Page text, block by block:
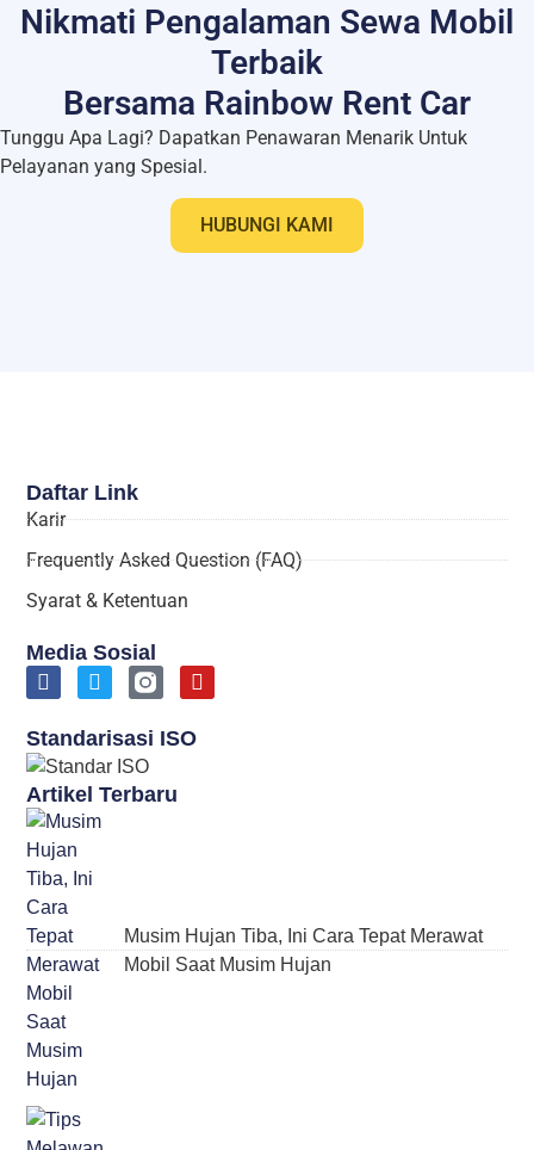
Nikmati Pengalaman Sewa Mobil
Terbaik
Bersama Rainbow Rent Car
Tunggu Apa Lagi? Dapatkan Penawaran Menarik Untuk
Pelayanan yang Spesial.
HUBUNGI KAMI
Artikel Terbaru
Musim Hujan Tiba, Ini Cara Tepat Merawat
Mobil Saat Musim Hujan
Daftar Link
Karir
Frequently Asked Question (FAQ)
Syarat & Ketentuan
Media Sosial
Standarisasi ISO